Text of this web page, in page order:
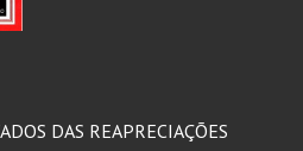
DAS REAPRECIAÇÕES